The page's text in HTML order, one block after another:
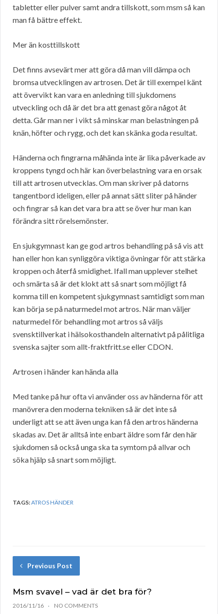
tabletter eller pulver samt andra tillskott, som msm så kan
man få bättre effekt.
Mer än kosttillskott
Det finns avsevärt mer att göra då man vill dämpa och
bromsa utvecklingen av artrosen. Det är till exempel känt
att övervikt kan vara en anledning till sjukdomens
utveckling och då är det bra att genast göra något åt
detta. Går man ner i vikt så minskar man belastningen på
knän, höfter och rygg, och det kan skänka goda resultat.
Händerna och fingrarna måhända inte är lika påverkade av
kroppens tyngd och här kan överbelastning vara en orsak
till att artrosen utvecklas. Om man skriver på datorns
tangentbord ideligen, eller på annat sätt sliter på händer
och fingrar så kan det vara bra att se över hur man kan
förändra sitt rörelsemönster.
En sjukgymnast kan ge god artros behandling på så vis att
han eller hon kan synliggöra viktiga övningar för att stärka
kroppen och återfå smidighet. Ifall man upplever stelhet
och smärta så är det klokt att så snart som möjligt få
komma till en kompetent sjukgymnast samtidigt som man
kan börja se på naturmedel mot artros. När man väljer
naturmedel för behandling mot artros så väljs
svensktillverkat i hälsokosthandeln alternativt på pålitliga
svenska sajter som allt-fraktfritt.se eller CDON.
Artrosen i händer kan hända alla
Med tanke på hur ofta vi använder oss av händerna för att
manövrera den moderna tekniken så är det inte så
underligt att se att även unga kan få den artros händerna
skadas av. Det är alltså inte enbart äldre som får den här
sjukdomen så också unga ska ta symtom på allvar och
söka hjälp så snart som möjligt.
TAGS:ATROS HÄNDER
Previous Post
Msm svavel – vad är det bra för?
2016/11/16 NO COMMENTS